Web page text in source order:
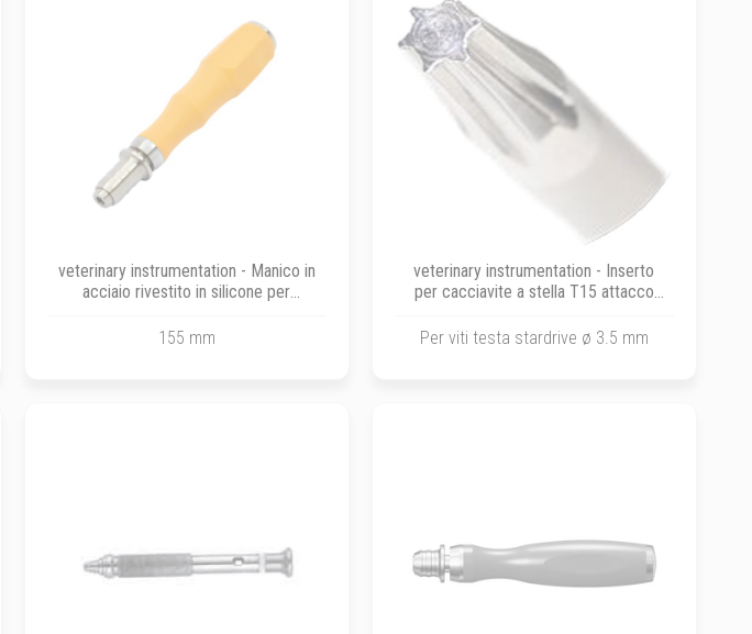
veterinary instrumentation - Manico in
acciaio rivestito in silicone per
attacco rapido AO
155 mm
veterinary instrumentation - Inserto
per cacciavite a stella T15 attacco
Per viti testa stardrive ø 3.5 mm